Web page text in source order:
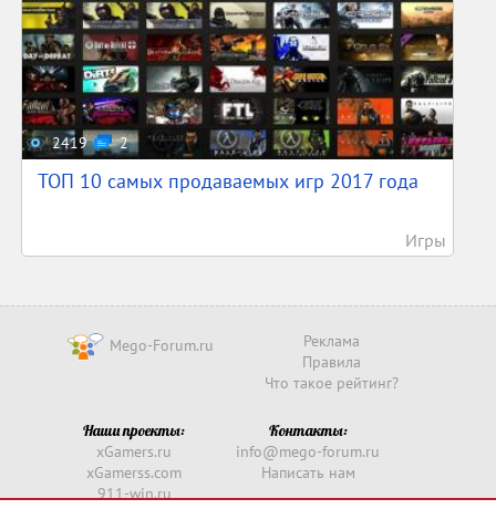
2419 2
ТОП 10 самых продаваемых игр 2017 года
Игры
Mego-Forum.ru
Реклама
Правила
Что такое рейтинг?
Наши проекты:
xGamers.ru
xGamerss.com
911-win.ru
Контакты:
info@mego-forum.ru
Написать нам